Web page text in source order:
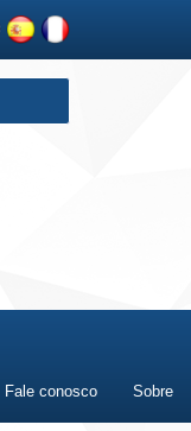
Fale conosco Sobre